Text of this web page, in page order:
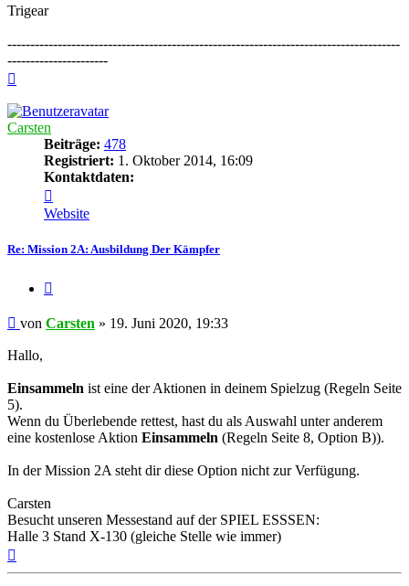
Trigear
--------------------------------------------------------------------------------------
----------------------
Carsten
Beiträge: 478
Registriert: 1. Oktober 2014, 16:09
Kontaktdaten:
von
Carsten
Website
Re: Mission 2A: Ausbildung Der Kämpfer
Beitrag
von Carsten » 19. Juni 2020, 19:33
Hallo,
Einsammeln ist eine der Aktionen in deinem Spielzug (Regeln Seite
5).
Wenn du Überlebende rettest, hast du als Auswahl unter anderem
eine kostenlose Aktion Einsammeln (Regeln Seite 8, Option B)).
In der Mission 2A steht dir diese Option nicht zur Verfügung.
Carsten
Besucht unseren Messestand auf der SPIEL ESSSEN:
Halle 3 Stand X-130 (gleiche Stelle wie immer)